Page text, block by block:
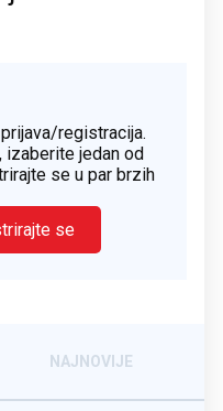
registracija.
izaberite jedan od
se u par brzih
se
NAJNOVIJE